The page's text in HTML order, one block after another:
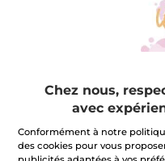
Fond de teint
3.4
3.4
5
étoiles.
Lire
Chez nous,
avec
Conformément à notre
des cookies pour vous